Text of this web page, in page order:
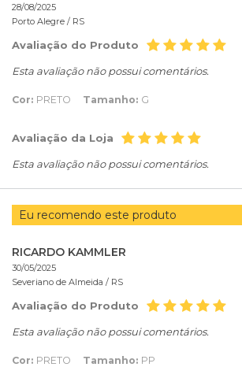
28/08/2025
Porto Alegre / RS
Avaliação do Produto
Esta avaliação não possui comentários.
Cor: PRETO Tamanho: G
Avaliação da Loja
Esta avaliação não possui comentários.
Eu recomendo este produto
RICARDO KAMMLER
30/05/2025
Severiano de Almeida / RS
Avaliação do Produto
Esta avaliação não possui comentários.
Cor: PRETO Tamanho: PP